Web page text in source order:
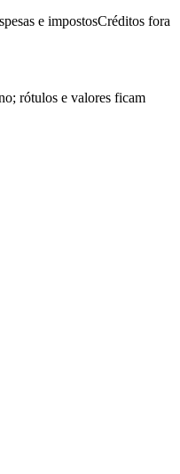
e impostosCréditos fora
rótulos e valores ficam